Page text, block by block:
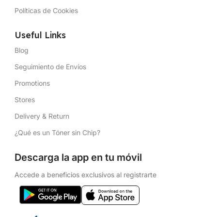
Políticas de Cookies
Useful Links
Blog
Seguimiento de Envíos
Promotions
Stores
Delivery & Return
¿Qué es un Tóner sin Chip?
Descarga la app en tu móvil
Accede a beneficios exclusivos al registrarte